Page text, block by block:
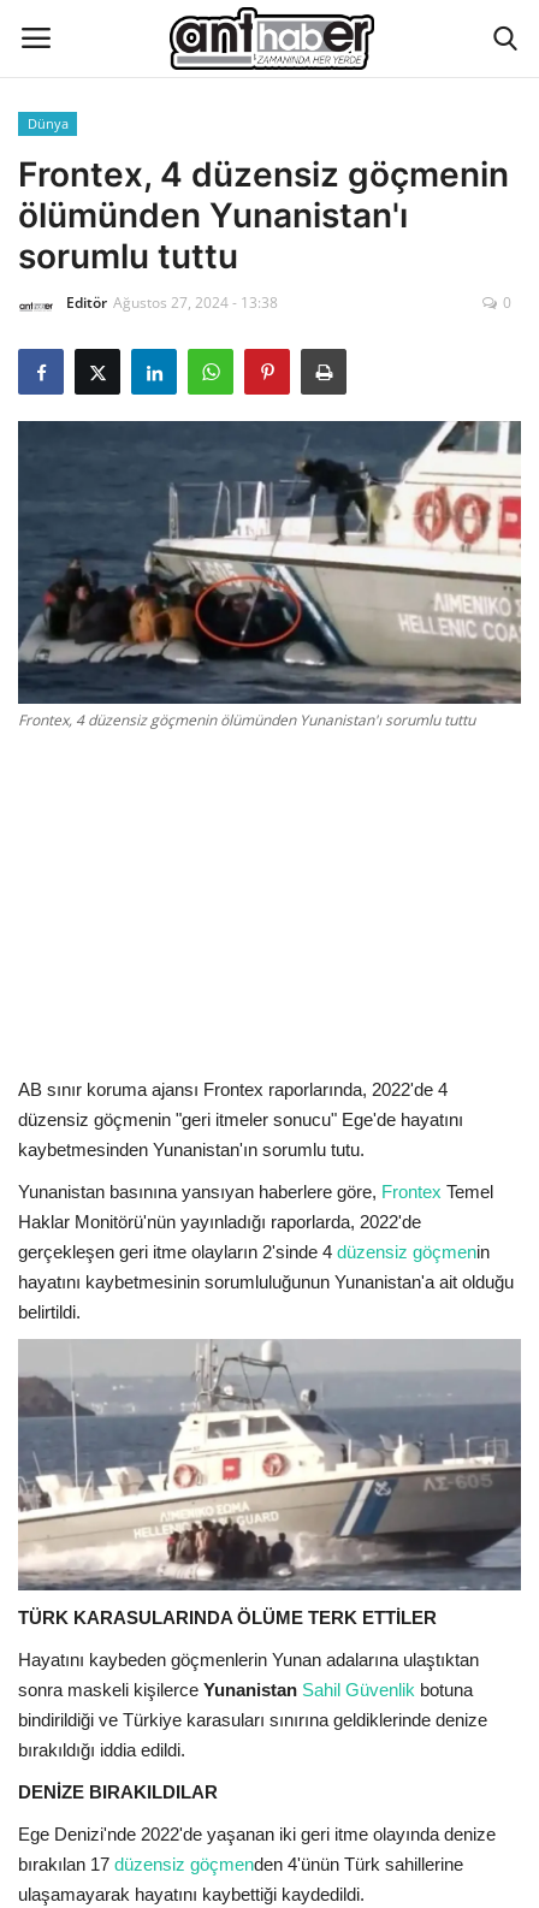
Künye
Eğitim
Hakkımızda
Gizlilik Politikası
Reklam ve İşbirliği
Bodrum Trafik Yoğunluk Haritası
Kültür Sanat Tarih
Sağlık
Ekonomi
Gündem
Dünya
Frontex, 4 düzensiz göçmenin
ölümünden Yunanistan'ı
sorumlu tuttu
Editör Ağustos 27, 2024 - 13:38 0
Frontex, 4 düzensiz göçmenin ölümünden Yunanistan'ı sorumlu tuttu
AB sınır koruma ajansı Frontex raporlarında, 2022'de 4
düzensiz göçmenin "geri itmeler sonucu" Ege'de hayatını
kaybetmesinden Yunanistan'ın sorumlu tutu.
Yunanistan basınına yansıyan haberlere göre, Frontex Temel
Haklar Monitörü'nün yayınladığı raporlarda, 2022'de
gerçekleşen geri itme olayların 2'sinde 4 düzensiz göçmenin
hayatını kaybetmesinin sorumluluğunun Yunanistan'a ait olduğu
belirtildi.
TÜRK KARASULARINDA ÖLÜME TERK ETTİLER
Hayatını kaybeden göçmenlerin Yunan adalarına ulaştıktan
sonra maskeli kişilerce Yunanistan Sahil Güvenlik botuna
bindirildiği ve Türkiye karasuları sınırına geldiklerinde denize
bırakıldığı iddia edildi.
DENİZE BIRAKILDILAR
Ege Denizi'nde 2022'de yaşanan iki geri itme olayında denize
bırakılan 17 düzensiz göçmenden 4'ünün Türk sahillerine
ulaşamayarak hayatını kaybettiği kaydedildi.